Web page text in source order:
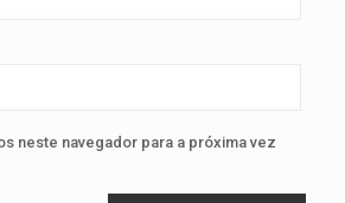
neste navegador para a próxima vez